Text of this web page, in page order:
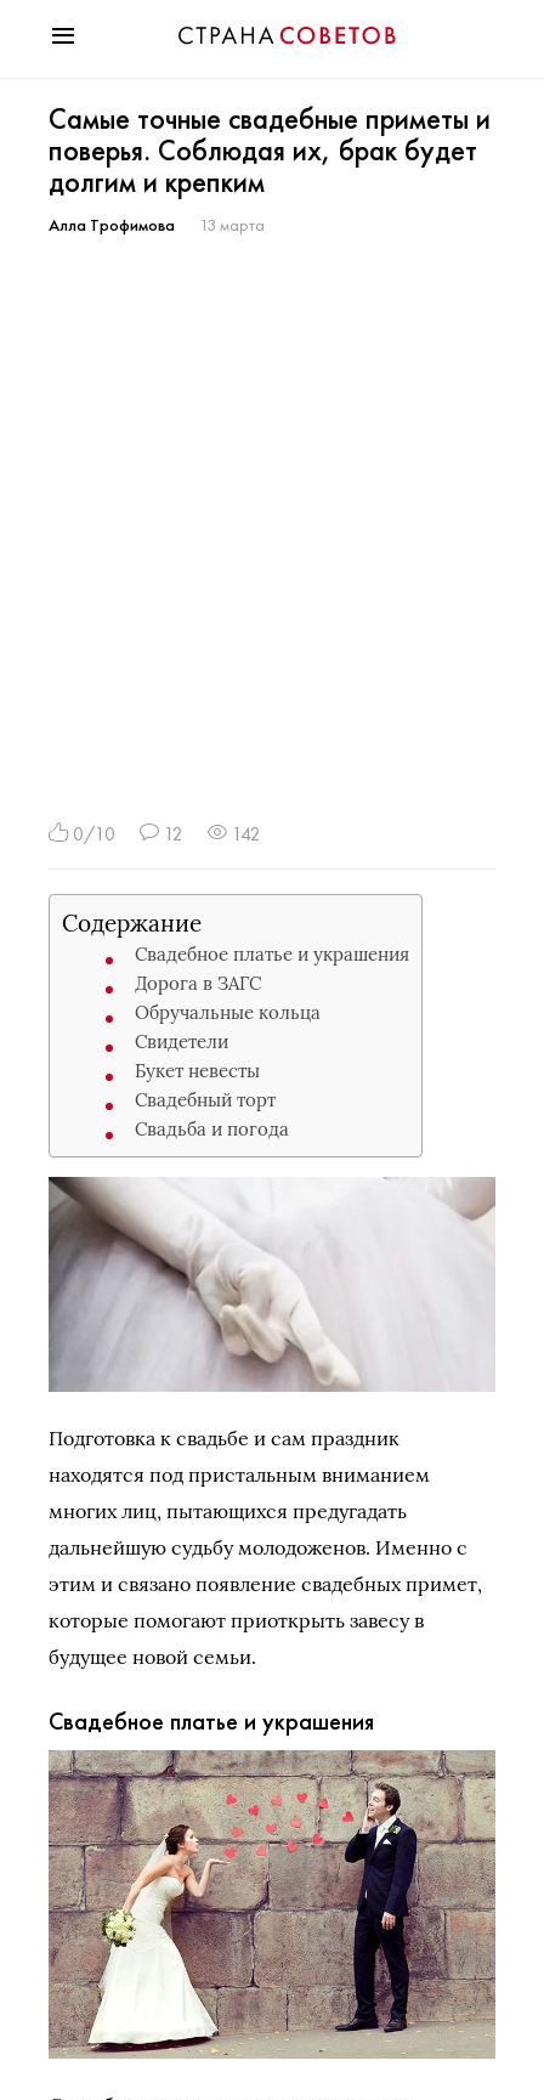
Мода
Звезды
Гороскопы
Здоровье
Самые точные свадебные приметы и
поверья. Соблюдая их, брак будет
долгим и крепким
Алла Трофимова 13 марта
0/10 12 142
Содержание
Свадебное платье и украшения
Дорога в ЗАГС
Обручальные кольца
Свидетели
Букет невесты
Свадебный торт
Свадьба и погода
Подготовка к свадьбе и сам праздник
находятся под пристальным вниманием
многих лиц, пытающихся предугадать
дальнейшую судьбу молодоженов. Именно с
этим и связано появление свадебных примет,
которые помогают приоткрыть завесу в
будущее новой семьи.
Свадебное платье и украшения